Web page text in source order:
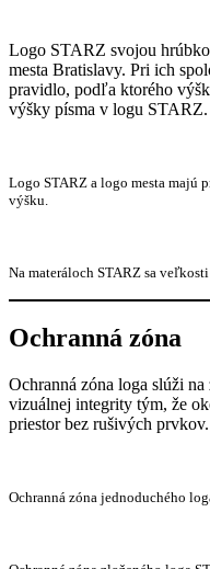
Logo STARZ svojou
mesta Bratislavy. Pri ich
pravidlo, podľa ktorého
výšky písma v logu STARZ.
Logo STARZ a logo mesta majú
výšku.
Na materáloch STARZ sa
Ochranná zóna
Ochranná zóna loga slúži
vizuálnej integrity tým, že
priestor bez rušivých prvkov.
Ochranná zóna jednoduchého